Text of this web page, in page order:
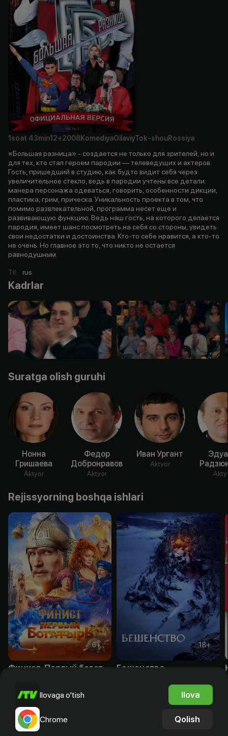
1soat 43min12+2008KomediyaOilaviyTok-shouRossiya
«Большая разница» - создается не только для зрителей, но и
для тех, кто стал героем пародии — телеведущих и актеров.
Гость, пришедший в студию, как будто видит себя через
увеличительное стекло, ведь в пародии учтены все детали:
манера персонажа одеваться, говорить, особенности дикции,
пластика, грим, прическа. Уникальность проекта в том, что
помимо развлекательной, программа несет еще и
развивающую функцию. Ведь наш гость, на которого делается
пародия, имеет шанс посмотреть на себя со стороны, увидеть
свои недостатки и достоинства. Кто-то себе нравится, а кто-то
не очень. Но главное это то, что никто не остается
равнодушным.
Til: rus
Kadrlar
Suratga olish guruhi
Нонна
Гришаева
Aktyor
Федор
Добронравов
Aktyor
Иван Ургант
Aktyor
Rejissyorning boshqa ishlari
6+ 18+
Бешенство
Ilovaga o'tish Ilova
Chrome Qolish